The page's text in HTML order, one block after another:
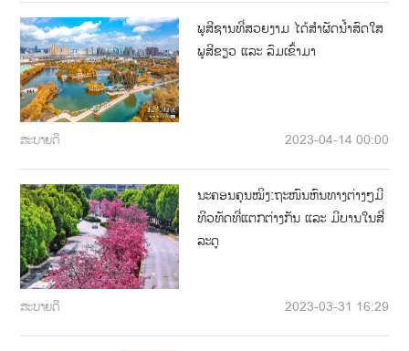
ພູສີຊານທີ່ສວຍງາມ ໄດ້ສໍາຜັດນ້ໍາສົດໃສ
ພູສີຂຽວ ແລະ ລົມເຂົ້າມາ
ສະບາຍດີ 2023-04-14 00:00
ນະຄອນຄຸນໝິງ:ຖະໜົນຫົນທາງຕ່າງໆມີ
ທິວທັດທີ່ແຕກຕ່າງກັນ ແລະ ມີບານໃນສີ່
ລະດູ
ສະບາຍດີ 2023-03-31 16:29